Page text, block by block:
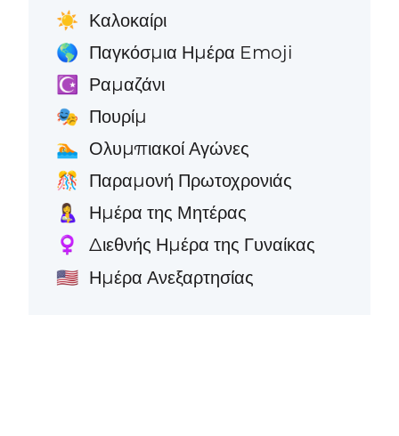
☀️ Καλοκαίρι
🌎 Παγκόσμια Ημέρα Emoji
☪️ Ραμαζάνι
🎭 Πουρίμ
🏊 Ολυμπιακοί Αγώνες
🎊 Παραμονή Πρωτοχρονιάς
🤱 Ημέρα της Μητέρας
♀️ Διεθνής Ημέρα της Γυναίκας
🇺🇸 Ημέρα Ανεξαρτησίας